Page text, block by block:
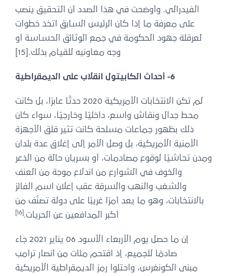
الفيدرالي. وأوضحت في هذا الصدد أن التحقيق ينصب
على معرفة ما إذا كان الرئيس السابق اتخذ خطوات
لعرقلة جهود الحكومة في جمع الوثائق الحساسة أو
وجه معاونيه للقيام بذلك.[15]
6- أحداث الكابيتول انقلاب على الديمقراطية
لم تكن الانتخابات الأمريكية 2020 حدثًا عابرًا، بل كانت
محط جدال ونقاش واسع، داخليًا وخارجيًا، سواء كان
ذلك بظهور جماعات مسلحة كانت تثير قلق الأجهزة
الأمنية الأمريكية، بل وصل الأمر إلى إغلاق عدة بلدان
ومدن تحاشيًا لوقوع مصادمات، أو بسريان حالة من الذعر
والخوف في الشوارع من اندلاع موجة من العنف
والشغب والنهب والسرقة عقب إعلان اسم الفائز
بالانتخابات، وهو ما يعد أمرًا غريبًا على دولة تصنّف من
أكبر المدافعين عن الحريات.
إن ما حصل يوم الأربعاء الأسود 06 يناير 2021 جاء
صادمًا للجميع، إذ اقتحم مئات من أنصار ترامب
مبنى الكونغرس، واحتلوا رمز الديمقراطية الأمريكية